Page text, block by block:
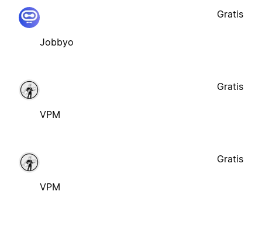
Jobbyo
Gratis
VPM
Gratis
VPM
Gratis